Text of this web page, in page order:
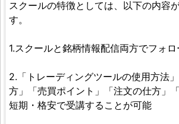
スクールの特徴としては、以下の内容
す。
1.スクールと銘柄情報配信両方でフォロ
2.「トレーディングツールの使用方法
方」「売買ポイント」「注文の仕方」
短期・格安で受講することが可能